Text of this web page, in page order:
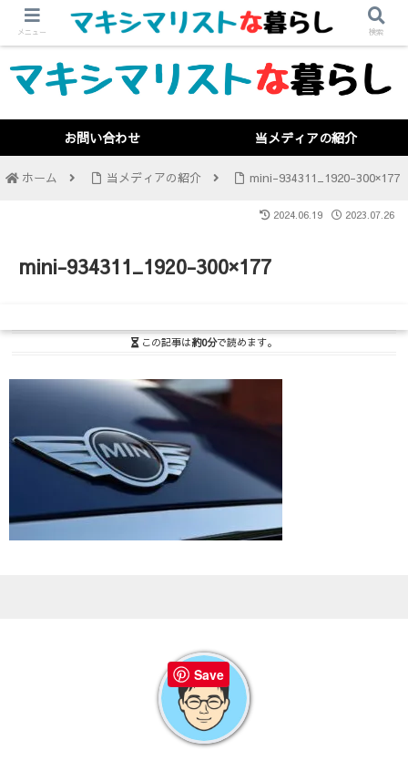
お問い合わせ 当メディアの紹介
ホーム 当メディアの紹介 mini-934311_1920-300×177
mini-934311_1920-300×177
2024.06.19 2023.07.26
この記事は約0分で読めます。
メニュー 検索
Save